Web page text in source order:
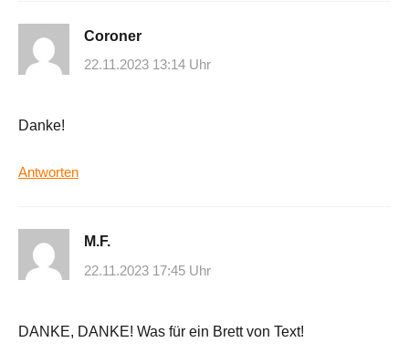
Coroner
22.11.2023 13:14 Uhr
Danke!
Antworten
M.F.
22.11.2023 17:45 Uhr
DANKE, DANKE! Was für ein Brett von Text!